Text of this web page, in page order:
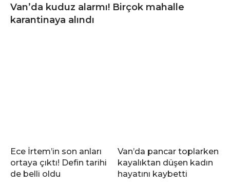
Van’da kuduz alarmı! Birçok mahalle
karantinaya alındı
Ece İrtem’in son anları
ortaya çıktı! Defin tarihi
de belli oldu
Van’da pancar toplarken
kayalıktan düşen kadın
hayatını kaybetti